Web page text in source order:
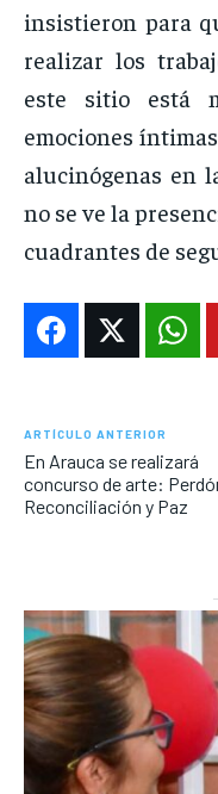
insistieron para
realizar los
este sitio está
emociones
alucinógenas en
no se ve la
cuadrantes de
ARTÍCULO ANTERIOR
En Arauca se realizará
concurso de arte:
Reconciliación y Paz